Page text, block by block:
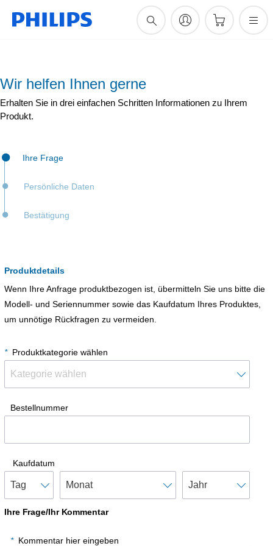
Wir helfen Ihnen gerne
Erhalten Sie in drei einfachen Schritten Informationen zu Ihrem
Produkt.
Ihre Frage
Persönliche Daten
Bestätigung
Produktdetails
Wenn Ihre Anfrage produktbezogen ist, übermitteln Sie uns bitte die
Modell- und Seriennummer sowie das Kaufdatum Ihres Produktes,
um unnötige Rückfragen zu vermeiden.
* Produktkategorie wählen
Bestellnummer
Kaufdatum
Ihre Frage/Ihr Kommentar
* Kommentar hier eingeben